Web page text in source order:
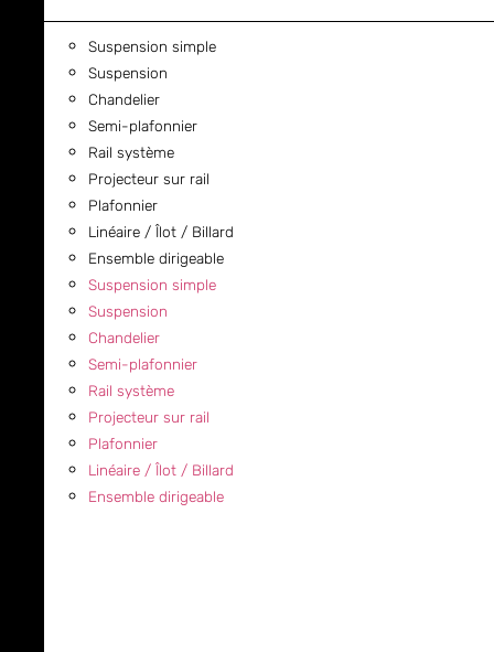
Suspension simple
Suspension
Chandelier
Semi-plafonnier
Rail système
Projecteur sur rail
Plafonnier
Linéaire / Îlot / Billard
Ensemble dirigeable
Suspension simple
Suspension
Chandelier
Semi-plafonnier
Rail système
Projecteur sur rail
Plafonnier
Linéaire / Îlot / Billard
Ensemble dirigeable